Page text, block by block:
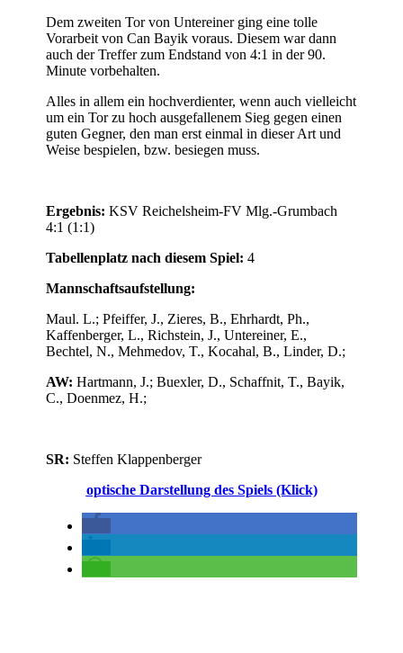
Dem zweiten Tor von Untereiner ging eine tolle
Vorarbeit von Can Bayik voraus. Diesem war dann
auch der Treffer zum Endstand von 4:1 in der 90.
Minute vorbehalten.
Alles in allem ein hochverdienter, wenn auch vielleicht
um ein Tor zu hoch ausgefallenem Sieg gegen einen
guten Gegner, den man erst einmal in dieser Art und
Weise bespielen, bzw. besiegen muss.
Ergebnis: KSV Reichelsheim-FV Mlg.-Grumbach
4:1 (1:1)
Tabellenplatz nach diesem Spiel: 4
Mannschaftsaufstellung:
Maul. L.; Pfeiffer, J., Zieres, B., Ehrhardt, Ph.,
Kaffenberger, L., Richstein, J., Untereiner, E.,
Bechtel, N., Mehmedov, T., Kocahal, B., Linder, D.;
AW:Hartmann, J.; Buexler, D., Schaffnit, T., Bayik,
C., Doenmez, H.;
SR: Steffen Klappenberger
optische Darstellung des Spiels (Klick)